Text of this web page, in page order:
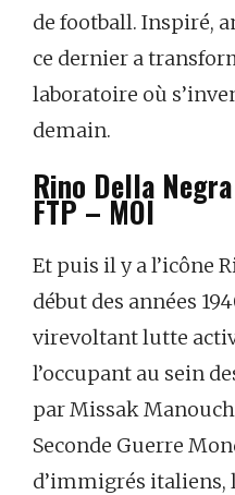
de football. Inspiré,
ce dernier a
laboratoire où
demain.
Rino Della
FTP – MOI
Et puis il y a l’icône
début des années
virevoltant lutte
l’occupant au sein
par Missak
Seconde Guerre
d’immigrés italiens,